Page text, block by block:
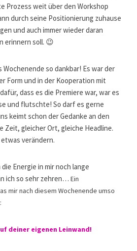
Prozess weit über den Workshop
durch seine Positionierung zuhause
und auch immer wieder daran
erinnern soll. 😉
so dankbar! Es war der
Form und in der Kooperation mit
dass es die Premiere war, war es
und flutschte! So darf es gerne
keimt schon der Gedanke an den
Zeit, gleicher Ort, gleiche Headline.
verändern.
Energie in mir noch lange
ich so sehr zehren… Ein
mir nach diesem Wochenende umso
deiner eigenen Leinwand!